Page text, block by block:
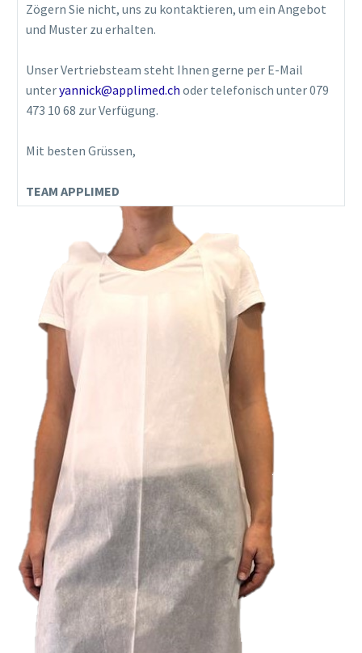
Zögern Sie nicht, uns zu kontaktieren, um ein Angebot
und Muster zu erhalten.
Unser Vertriebsteam steht Ihnen gerne per E-Mail
unteryannick@applimed.ch oder telefonisch unter 079
473 10 68 zur Verfügung.
Mit besten Grüssen,
TEAM APPLIMED